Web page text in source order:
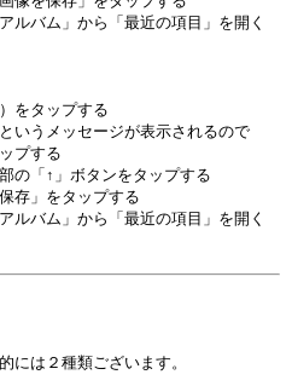
ルバム」から「最近の項目」を開く
をタップする
いうメッセージが表示されるので
プする
の「↑」ボタンをタップする
存」をタップする
ルバム」から「最近の項目」を開く
には２種類ございます。